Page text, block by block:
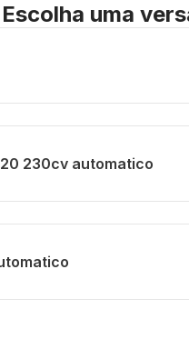
Escolha uma
230cv automatico